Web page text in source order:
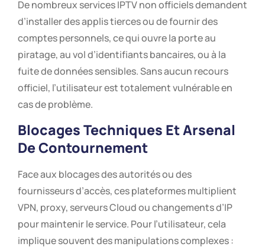
De nombreux services IPTV non officiels demandent
d’installer des applis tierces ou de fournir des
comptes personnels, ce qui ouvre la porte au
piratage, au vol d’identifiants bancaires, ou à la
fuite de données sensibles. Sans aucun recours
officiel, l’utilisateur est totalement vulnérable en
cas de problème.
Blocages Techniques Et Arsenal
De Contournement
Face aux blocages des autorités ou des
fournisseurs d’accès, ces plateformes multiplient
VPN, proxy, serveurs Cloud ou changements d’IP
pour maintenir le service. Pour l’utilisateur, cela
implique souvent des manipulations complexes :